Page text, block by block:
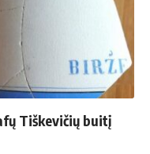
Tiškevičių buitį